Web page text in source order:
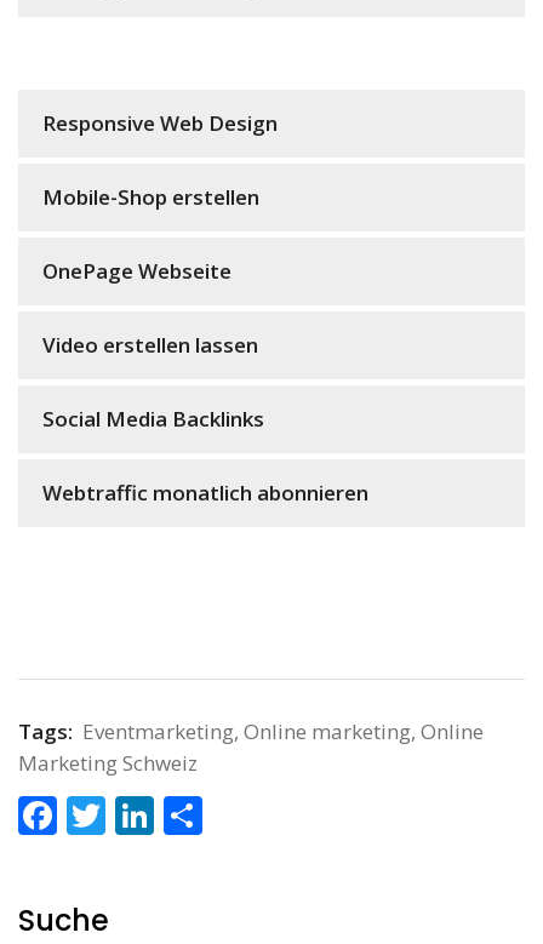
Responsive Web Design
Mobile-Shop erstellen
OnePage Webseite
Video erstellen lassen
Social Media Backlinks
Webtraffic monatlich abonnieren
Tags: Eventmarketing, Online marketing, Online
Marketing Schweiz
Facebook
TwitterLinkedIn
Suche